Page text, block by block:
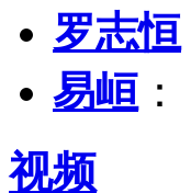
罗志恒
易峘 ：
视频